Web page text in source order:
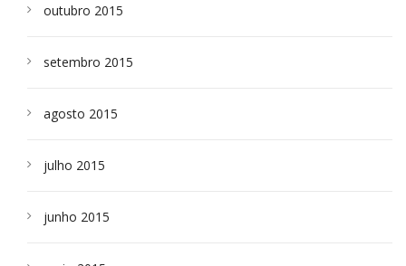
outubro 2015
setembro 2015
agosto 2015
julho 2015
junho 2015